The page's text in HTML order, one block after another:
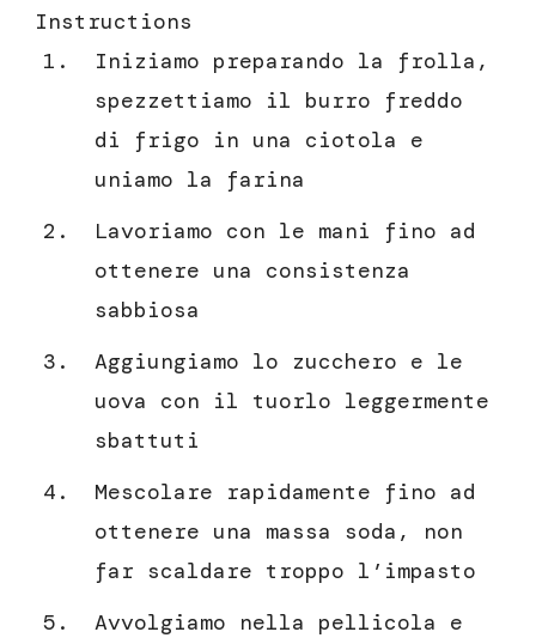
Instructions
Iniziamo preparando la frolla,
spezzettiamo il burro freddo
di frigo in una ciotola e
uniamo la farina
Lavoriamo con le mani fino ad
ottenere una consistenza
sabbiosa
Aggiungiamo lo zucchero e le
uova con il tuorlo leggermente
sbattuti
Mescolare rapidamente fino ad
ottenere una massa soda, non
far scaldare troppo l’impasto
Avvolgiamo nella pellicola e